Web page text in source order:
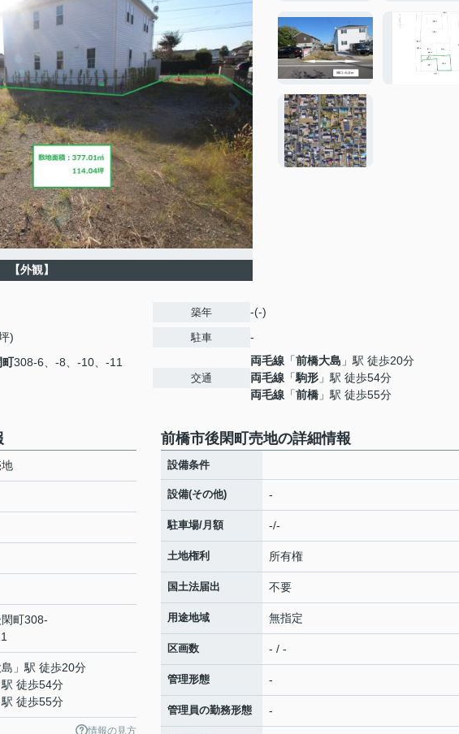
【外観】
)
町308-6、-8、-10、-11
築年 -(-)
駐車 -
交通
両毛線 「前橋大島 」駅 徒歩20分
両毛線 「駒形 」駅 徒歩54分
両毛線 「前橋 」駅 徒歩55分
町308-
」駅 徒歩20分
駅 徒歩54分
駅 徒歩55分
情報の見方
前橋市後閑町売地の詳細情報
設備条件
設備(その他) -
駐車場/月額 -/-
土地権利 所有権
国土法届出 不要
用途地域 無指定
区画数 - / -
管理形態 -
管理員の勤務形態 -